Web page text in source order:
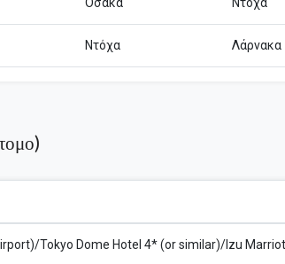
Ντόχα Λάρνακα
Tokyo Dome Hotel 4* (or similar)/Izu